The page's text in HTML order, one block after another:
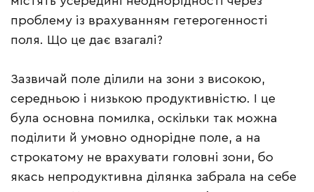
проблему із врахуванням гетерогенності
поля. Що це дає взагалі?
Зазвичай поле ділили на зони з високою,
середньою і низькою продуктивністю. І це
була основна помилка, оскільки так можна
поділити й умовно однорідне поле, а на
строкатому не врахувати головні зони, бо
якась непродуктивна ділянка забрала на себе